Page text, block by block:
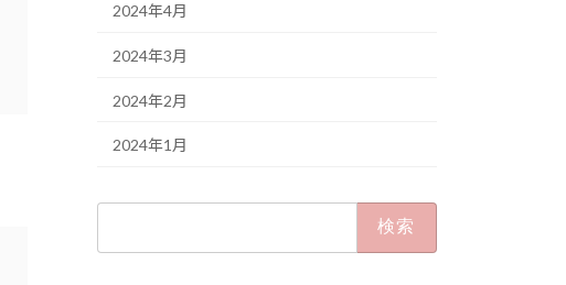
2024年4月
2024年3月
2024年2月
2024年1月